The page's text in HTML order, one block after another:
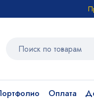
Оплата